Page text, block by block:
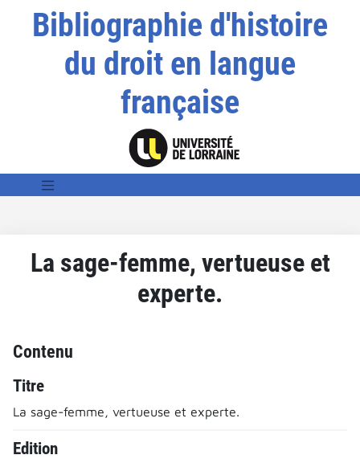
Bibliographie d'histoire
du droit en langue
française
La sage-femme, vertueuse et
experte.
Contenu
Titre
La sage-femme, vertueuse et experte.
Edition